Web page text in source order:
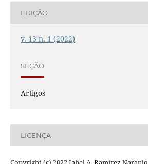
EDIÇÃO
v. 13 n. 1 (2022)
SEÇÃO
Artigos
LICENÇA